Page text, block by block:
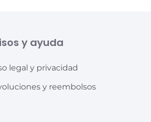
y ayuda
legal y privacidad
y reembolsos